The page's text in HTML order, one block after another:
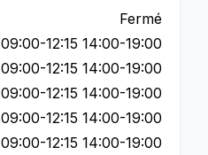
Fermé
09:00-12:15 14:00-19:00
09:00-12:15 14:00-19:00
09:00-12:15 14:00-19:00
09:00-12:15 14:00-19:00
09:00-12:15 14:00-19:00